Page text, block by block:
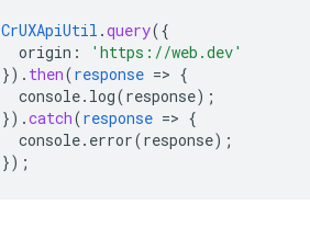
CrUXApiUtil .query({
origin :
'https://web.dev'
}) . then(response => {
console.log(response) ;
}) .catch(response => {
console.error(response) ;
});